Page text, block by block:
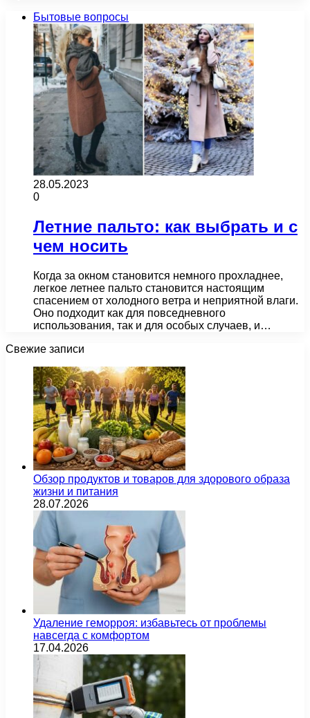
Бытовые вопросы
28.05.2023
0
Летние пальто: как выбрать и с
чем носить
Когда за окном становится немного прохладнее,
легкое летнее пальто становится настоящим
спасением от холодного ветра и неприятной влаги.
Оно подходит как для повседневного
использования, так и для особых случаев, и…
Свежие записи
Обзор продуктов и товаров для здорового образа
жизни и питания
28.07.2026
Удаление геморроя: избавьтесь от проблемы
навсегда с комфортом
17.04.2026